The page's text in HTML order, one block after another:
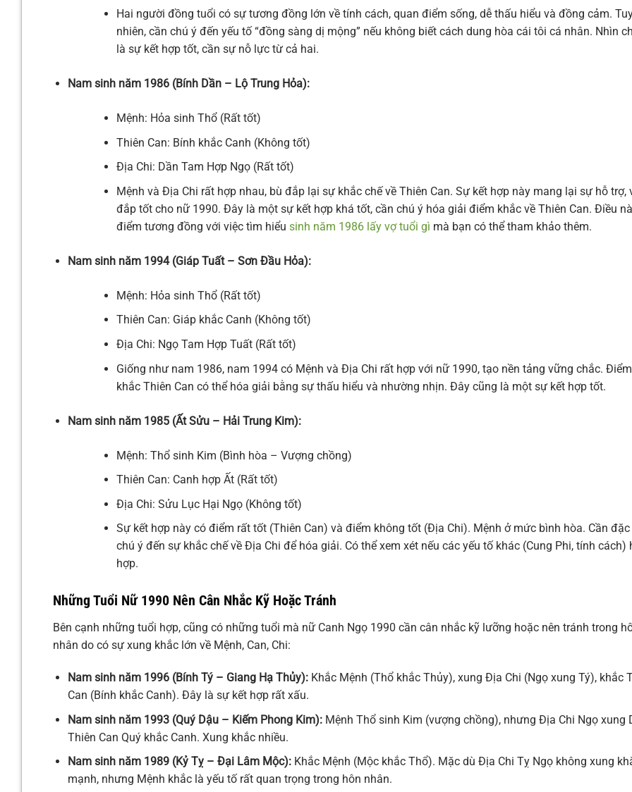
Hai người đồng tuổi có sự tương đồng lớn về tính cách, quan điểm sống, dễ thấu hiểu và đồng cảm.
nhiên, cần chú ý đến yếu tố “đồng sàng dị mộng” nếu không biết cách dung hòa cái tôi cá nhân. Nhìn
là sự kết hợp tốt, cần sự nỗ lực từ cả hai.
Nam sinh năm 1986 (Bính Dần – Lộ Trung Hỏa):
Mệnh: Hỏa sinh Thổ (Rất tốt)
Thiên Can: Bính khắc Canh (Không tốt)
Địa Chi: Dần Tam Hợp Ngọ (Rất tốt)
Mệnh và Địa Chi rất hợp nhau, bù đắp lại sự khắc chế về Thiên Can. Sự kết hợp này mang lại sự hỗ trợ,
đắp tốt cho nữ 1990. Đây là một sự kết hợp khá tốt, cần chú ý hóa giải điểm khắc về Thiên Can. Điều
điểm tương đồng với việc tìm hiểu sinh năm 1986 lấy vợ tuổi gì mà bạn có thể tham khảo thêm.
Nam sinh năm 1994 (Giáp Tuất – Sơn Đầu Hỏa):
Mệnh: Hỏa sinh Thổ (Rất tốt)
Thiên Can: Giáp khắc Canh (Không tốt)
Địa Chi: Ngọ Tam Hợp Tuất (Rất tốt)
Giống như nam 1986, nam 1994 có Mệnh và Địa Chi rất hợp với nữ 1990, tạo nền tảng vững chắc. Điểm
khắc Thiên Can có thể hóa giải bằng sự thấu hiểu và nhường nhịn. Đây cũng là một sự kết hợp tốt.
Nam sinh năm 1985 (Ất Sửu – Hải Trung Kim):
Mệnh: Thổ sinh Kim (Bình hòa – Vượng chồng)
Thiên Can: Canh hợp Ất (Rất tốt)
Địa Chi: Sửu Lục Hại Ngọ (Không tốt)
Sự kết hợp này có điểm rất tốt (Thiên Can) và điểm không tốt (Địa Chi). Mệnh ở mức bình hòa. Cần đặc
chú ý đến sự khắc chế về Địa Chi để hóa giải. Có thể xem xét nếu các yếu tố khác (Cung Phi, tính cách)
hợp.
Những Tuổi Nữ 1990 Nên Cân Nhắc Kỹ Hoặc Tránh
Bên cạnh những tuổi hợp, cũng có những tuổi mà nữ Canh Ngọ 1990 cần cân nhắc kỹ lưỡng hoặc nên tránh trong
nhân do có sự xung khắc lớn về Mệnh, Can, Chi:
Nam sinh năm 1996 (Bính Tý – Giang Hạ Thủy):Khắc Mệnh (Thổ khắc Thủy), xung Địa Chi (Ngọ xung Tý), khắc
Can (Bính khắc Canh). Đây là sự kết hợp rất xấu.
Nam sinh năm 1993 (Quý Dậu – Kiếm Phong Kim):Mệnh Thổ sinh Kim (vượng chồng), nhưng Địa Chi Ngọ xung
Thiên Can Quý khắc Canh. Xung khắc nhiều.
Nam sinh năm 1989 (Kỷ Tỵ – Đại Lâm Mộc):Khắc Mệnh (Mộc khắc Thổ). Mặc dù Địa Chi Tỵ Ngọ không xung
mạnh, nhưng Mệnh khắc là yếu tố rất quan trọng trong hôn nhân.